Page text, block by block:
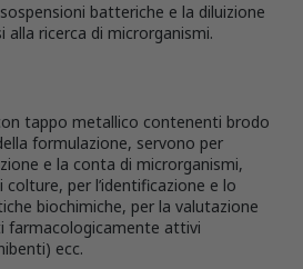
batteriche e la diluizione
alla ricerca di microrganismi.
tappo metallico contenenti brodo
formulazione, servono per
e la conta di microrganismi,
per l’identificazione e lo
biochimiche, per la valutazione
farmacologicamente attivi
ecc.